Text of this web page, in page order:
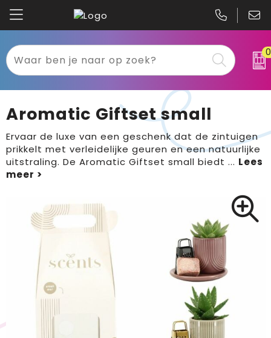
0
Textiel
Sport
Bloemen, planten en bomen
Binnenreclame
Drukwerk
Brievenbuspakketten
Kariban
Gildan
Printer
Blaklader
Aromatic Giftset small
Ervaar de luxe van een geschenk dat de zintuigen
prikkelt met verleidelijke geuren en een natuurlijke
uitstraling. De Aromatic Giftset small biedt ...